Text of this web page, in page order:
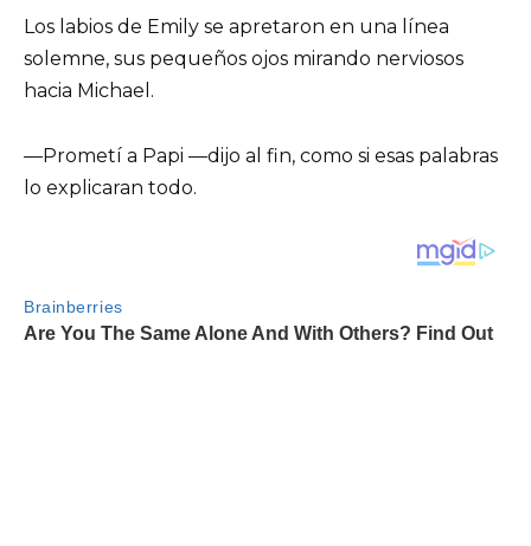
Los labios de Emily se apretaron en una línea
solemne, sus pequeños ojos mirando nerviosos
hacia Michael.
—Prometí a Papi —dijo al fin, como si esas palabras
lo explicaran todo.